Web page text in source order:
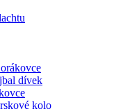
dívek
kolo